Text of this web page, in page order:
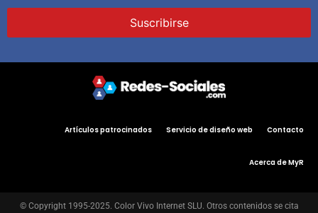
Artículos patrocinados Servicio de diseño web Contacto
Acerca de MyR
© Copyright 1995-2025. Color Vivo Internet SLU. Otros contenidos se cita